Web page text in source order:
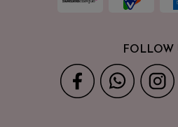
FOLLOW